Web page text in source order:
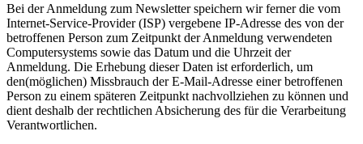
Bei der Anmeldung zum Newsletter speichern wir ferner die vom
Internet-Service-Provider (ISP) vergebene IP-Adresse des von der
betroffenen Person zum Zeitpunkt der Anmeldung verwendeten
Computersystems sowie das Datum und die Uhrzeit der
Anmeldung. Die Erhebung dieser Daten ist erforderlich, um
den(möglichen) Missbrauch der E-Mail-Adresse einer betroffenen
Person zu einem späteren Zeitpunkt nachvollziehen zu können und
dient deshalb der rechtlichen Absicherung des für die Verarbeitung
Verantwortlichen.